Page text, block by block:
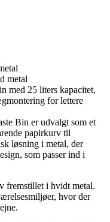
med 25 liters kapacitet,
for lettere
Bin er udvalgt som et
papirkurv til
løsning i metal, der
som passer ind i
fremstillet i hvidt metal.
hvor der